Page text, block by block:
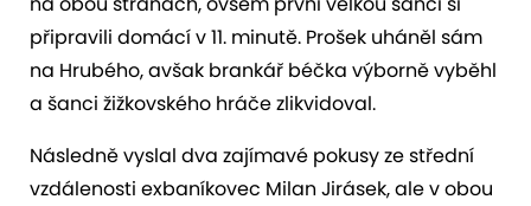
připravili domácí v 11. minutě. Prošek uháněl sám
na Hrubého, avšak brankář béčka výborně vyběhl
a šanci žižkovského hráče zlikvidoval.
Následně vyslal dva zajímavé pokusy ze střední
vzdálenosti exbaníkovec Milan Jirásek, ale v obou